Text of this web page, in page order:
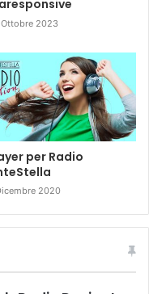
2023
per Radio
2020